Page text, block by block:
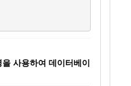
사용하여 데이터베이